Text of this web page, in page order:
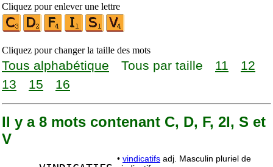
Cliquez pour enlever une lettre
Cliquez pour changer la taille des mots
Tous alphabétique Tous par taille 11
12
13
15 16
Il y a 8 mots contenant C, D, F, 2I, S et
V
• vindicatifs adj. Masculin pluriel de